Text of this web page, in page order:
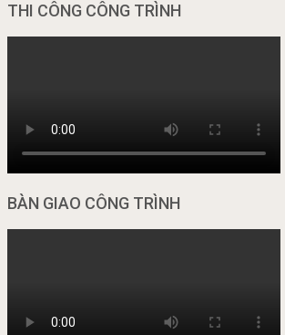
THI CÔNG CÔNG TRÌNH
BÀN GIAO CÔNG TRÌNH